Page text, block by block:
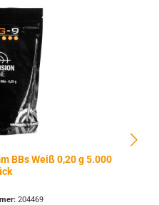
BBs Weiß 0,20 g 5.000
204469